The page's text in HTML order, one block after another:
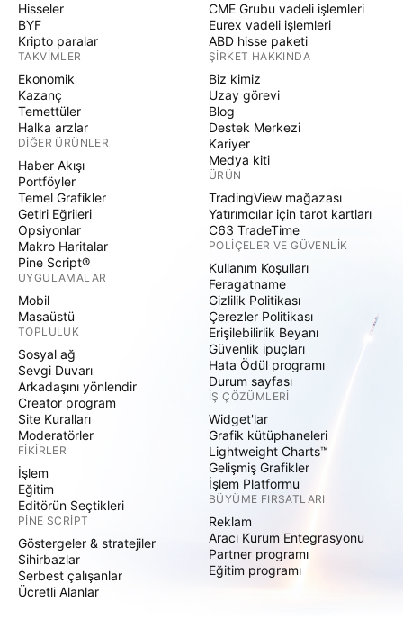
Hisseler
BYF
Kripto paralar
TAKVIMLER
Ekonomik
Kazanç
Temettüler
Halka arzlar
DIĞER ÜRÜNLER
Haber Akışı
Portföyler
Temel Grafikler
Getiri Eğrileri
Opsiyonlar
Makro Haritalar
Pine Script®
UYGULAMALAR
Mobil
Masaüstü
TOPLULUK
Sosyal ağ
Sevgi Duvarı
Arkadaşını yönlendir
Creator program
Site Kuralları
Moderatörler
FIKIRLER
İşlem
Eğitim
Editörün Seçtikleri
PINE SCRIPT
Göstergeler & stratejiler
Sihirbazlar
Serbest çalışanlar
Ücretli Alanlar
CME Grubu vadeli işlemleri
Eurex vadeli işlemleri
ABD hisse paketi
ŞIRKET HAKKINDA
Biz kimiz
Uzay görevi
Blog
Destek Merkezi
Kariyer
Medya kiti
ÜRÜN
TradingView mağazası
Yatırımcılar için tarot kartları
C63 TradeTime
POLIÇELER VE GÜVENLIK
Kullanım Koşulları
Feragatname
Gizlilik Politikası
Çerezler Politikası
Erişilebilirlik Beyanı
Güvenlik ipuçları
Hata Ödül programı
Durum sayfası
İŞ ÇÖZÜMLERI
Widget'lar
Grafik kütüphaneleri
Lightweight Charts™
Gelişmiş Grafikler
İşlem Platformu
BÜYÜME FIRSATLARI
Reklam
Aracı Kurum Entegrasyonu
Partner programı
Eğitim programı